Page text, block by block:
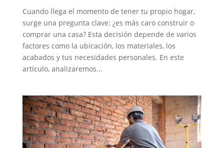
Cuando llega el momento de tener tu propio hogar,
surge una pregunta clave: ¿es más caro construir o
comprar una casa? Esta decisión depende de varios
factores como la ubicación, los materiales, los
acabados y tus necesidades personales. En este
artículo, analizaremos...